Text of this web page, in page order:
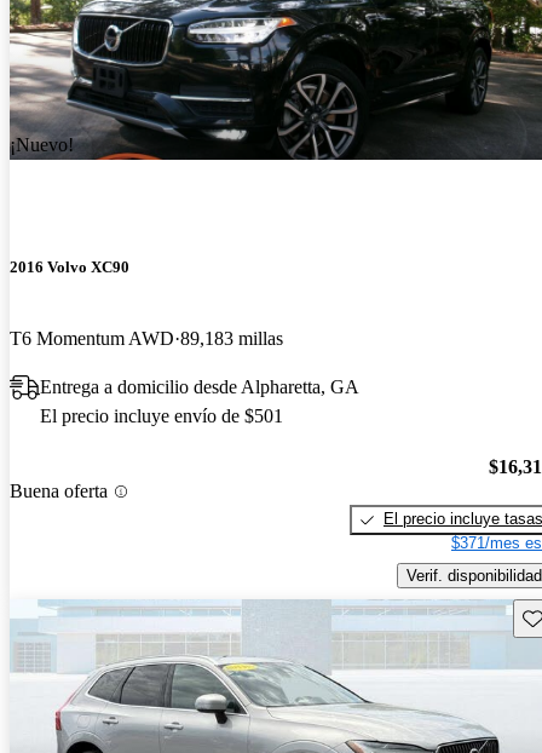
¡Nuevo!
2016 Volvo XC90
T6 Momentum AWD 89,183 millas
Entrega a domicilio desde Alpharetta, GA
El precio incluye envío de $501
Buena oferta
El precio incluye tasas
$371/mes
Verif. disponibilidad